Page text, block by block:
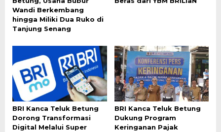
Wandi Berkembang
hingga Miliki Dua Ruko di
Tanjung Senang
BRI Kanca Teluk Betung
Dorong Transformasi
Digital Melalui Super
BRI Kanca Teluk Betung
Dukung Program
Keringanan Pajak